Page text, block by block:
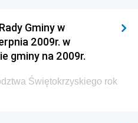
Gminy w
2009r. w
gminy na 2009r.
Świętokrzyskiego rok